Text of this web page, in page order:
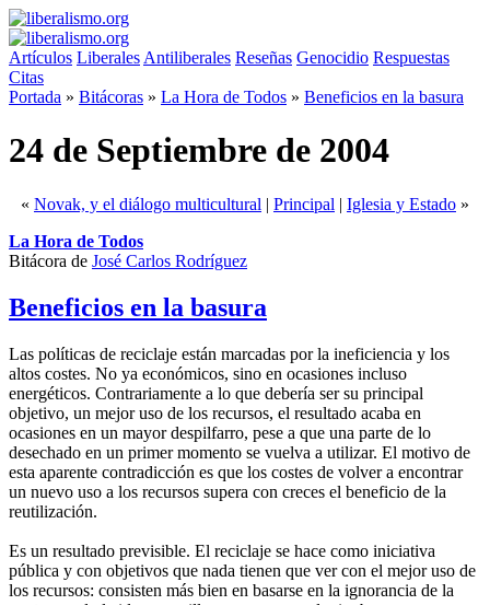
Artículos Liberales Antiliberales Reseñas Genocidio Respuestas
Citas
Portada » Bitácoras » La Hora de Todos » Beneficios en la basura
24 de Septiembre de 2004
« Novak, y el diálogo multicultural | Principal | Iglesia y Estado »
La Hora de Todos
Bitácora de José Carlos Rodríguez
Beneficios en la basura
Las políticas de reciclaje están marcadas por la ineficiencia y los
altos costes. No ya económicos, sino en ocasiones incluso
energéticos. Contrariamente a lo que debería ser su principal
objetivo, un mejor uso de los recursos, el resultado acaba en
ocasiones en un mayor despilfarro, pese a que una parte de lo
desechado en un primer momento se vuelva a utilizar. El motivo de
esta aparente contradicción es que los costes de volver a encontrar
un nuevo uso a los recursos supera con creces el beneficio de la
reutilización.
Es un resultado previsible. El reciclaje se hace como iniciativa
pública y con objetivos que nada tienen que ver con el mejor uso de
los recursos: consisten más bien en basarse en la ignorancia de la